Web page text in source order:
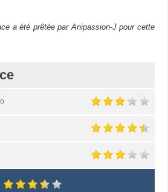
a été prêtée par Anipassion-J pour cette